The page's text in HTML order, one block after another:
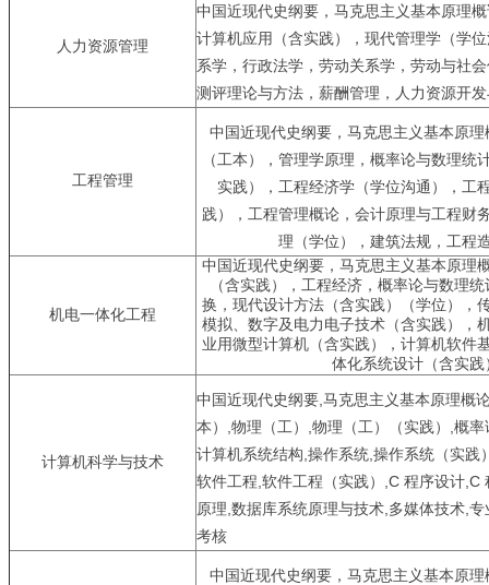
人力资源管理
中国近现代史纲要，马克思主义基本原理
计算机应用（含实践），现代管理学（学
系学，行政法学，劳动关系学，劳动与社
测评理论与方法，薪酬管理，人力资源开
工程管理
中国近现代史纲要，马克思主义基本原
（工本），管理学原理，概率论与数理统
实践），工程经济学（学位沟通），工
践），工程管理概论，会计原理与工程财
理（学位），建筑法规，工程
机电一体化工程
中国近现代史纲要，马克思主义基本原理
（含实践），工程经济，概率论与数理
换，现代设计方法（含实践）（学位），
模拟、数字及电力电子技术（含实践），
业用微型计算机（含实践），计算机软件
体化系统设计（含实践
计算机科学与技术
中国近现代史纲要,马克思主义基本原理概
本）,物理（工）,物理（工）（实践）,概
计算机系统结构,操作系统,操作系统（实践
软件工程,软件工程（实践）,C 程序设计,C
原理,数据库系统原理与技术,多媒体技术,
考核
中国近现代史纲要，马克思主义基本原